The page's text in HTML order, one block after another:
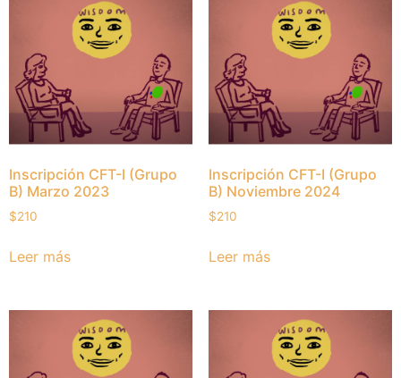
Inscripción CFT-I (Grupo
B) Marzo 2023
$210
Leer más
Inscripción CFT-I (Grupo
B) Noviembre 2024
$210
Leer más